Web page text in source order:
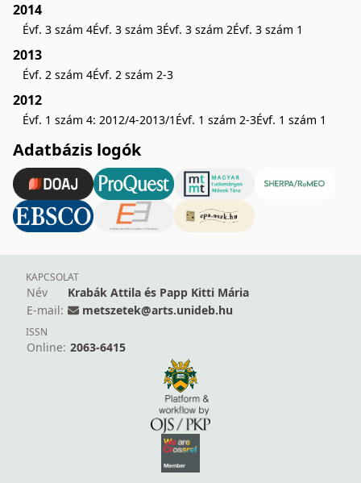
2014
Évf. 3 szám 4Évf. 3 szám 3Évf. 3 szám 2Évf. 3 szám 1
2013
Évf. 2 szám 4Évf. 2 szám 2-3
2012
Évf. 1 szám 4: 2012/4-2013/1 Évf. 1 szám 2-3Évf. 1 szám 1
Adatbázis logók
KAPCSOLAT
Név
Krabák Attila és Papp Kitti Mária
E-mail:
metszetek@arts.unideb.hu
ISSN
Online: 2063-6415